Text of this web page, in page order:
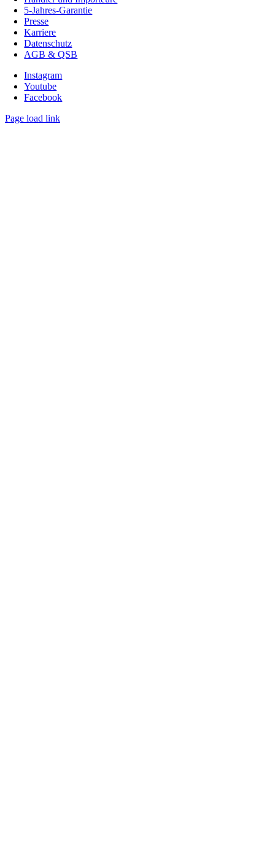
5-Jahres-Garantie
Presse
Karriere
Datenschutz
AGB & QSB
Instagram
Youtube
Facebook
Page load link